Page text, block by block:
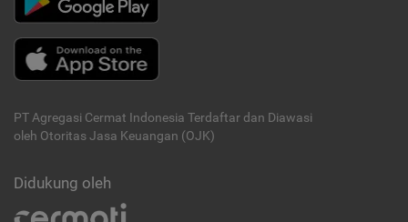
PT Agregasi Cermat Indonesia Terdaftar dan Diawasi
oleh Otoritas Jasa Keuangan (OJK)
Didukung oleh